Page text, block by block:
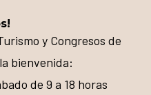
y Congresos de
bienvenida:
de 9 a 18 horas